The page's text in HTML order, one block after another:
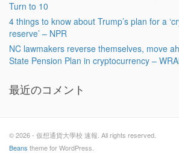
Turn to 10
4 things to know about Trump’s plan for a
reserve’ – NPR
NC lawmakers reverse themselves, move
State Pension Plan in cryptocurrency –
最近のコメント
© 2026 - 仮想通貨大學校 速報. All rights reserved.
Beans theme for WordPress.